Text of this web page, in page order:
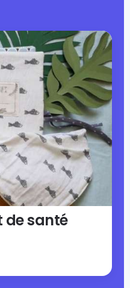
de santé